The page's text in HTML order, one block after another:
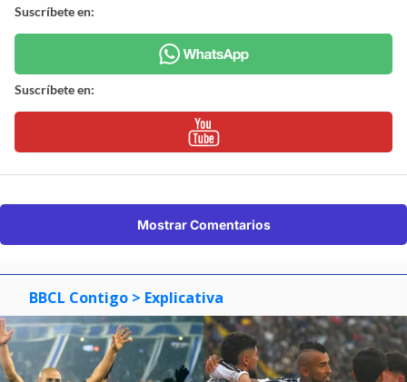
Suscríbete en:
Suscríbete en:
Mostrar Comentarios
BBCL Contigo > Explicativa